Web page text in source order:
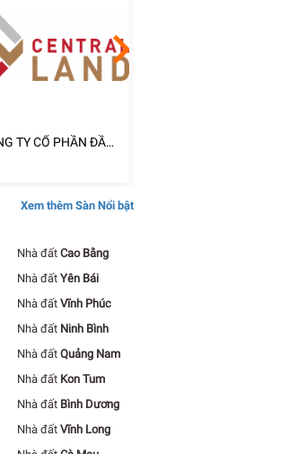
TY CỔ PHẦN ĐẦU
Xem thêm Sàn Nổi bật
Nhà đất Cao Bằng
Nhà đất Yên Bái
Nhà đất Vĩnh Phúc
Nhà đất Ninh Bình
Nhà đất Quảng Nam
Nhà đất Kon Tum
Nhà đất Bình Dương
Nhà đất Vĩnh Long